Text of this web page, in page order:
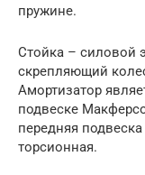
пружине.
Стойка – силовой
скрепляющий
Амортизатор
подвеске
передняя
торсионная.